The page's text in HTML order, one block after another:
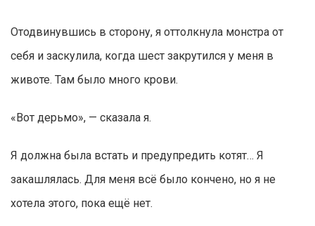
Отодвинувшись в сторону, я оттолкнула монстра от
себя и заскулила, когда шест закрутился у меня в
животе. Там было много крови.
«Вот дерьмо», — сказала я.
Я должна была встать и предупредить котят… Я
закашлялась. Для меня всё было кончено, но я не
хотела этого, пока ещё нет.